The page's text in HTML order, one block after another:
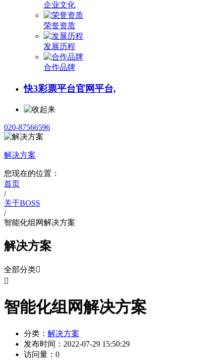
企业文化
荣誉资质
发展历程
合作品牌
快3彩票平台官网平台,
020-87566596
解决方案
您现在的位置：
首页
/
关于BOSS
/
智能化组网解决方案
解决方案
全部分类

智能化组网解决方案
分类： 解决方案
发布时间： 2022-07-29 15:50:29
访问量： 0